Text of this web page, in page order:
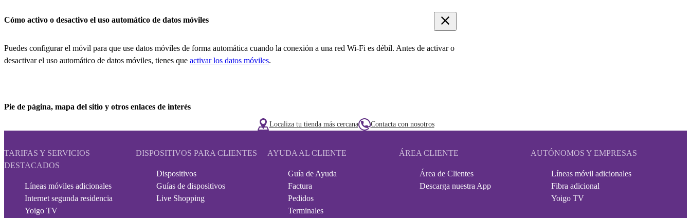
Cómo activo o desactivo el uso automático de datos móviles
Puedes configurar el móvil para que use datos móviles de forma automática cuando la conexión a una red Wi-Fi es débil. Antes de activar o
desactivar el uso automático de datos móviles, tienes que activar los datos móviles.
Pie de página, mapa del sitio y otros enlaces de interés
Localiza tu tienda más cercana Contacta con nosotros
TARIFAS Y SERVICIOS
DESTACADOS
Líneas móviles adicionales
Internet segunda residencia
Yoigo TV
DISPOSITIVOS PARA CLIENTES
Dispositivos
Guías de dispositivos
Live Shopping
AYUDA AL CLIENTE
Guía de Ayuda
Factura
Pedidos
Terminales
ÁREA CLIENTE
Área de Clientes
Descarga nuestra App
AUTÓNOMOS Y EMPRESAS
Líneas móvil adicionales
Fibra adicional
Yoigo TV